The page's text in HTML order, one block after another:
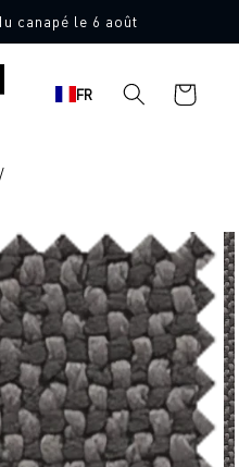
canapé le 6 août
FR
Panier
d'achat
de tissu gratuits